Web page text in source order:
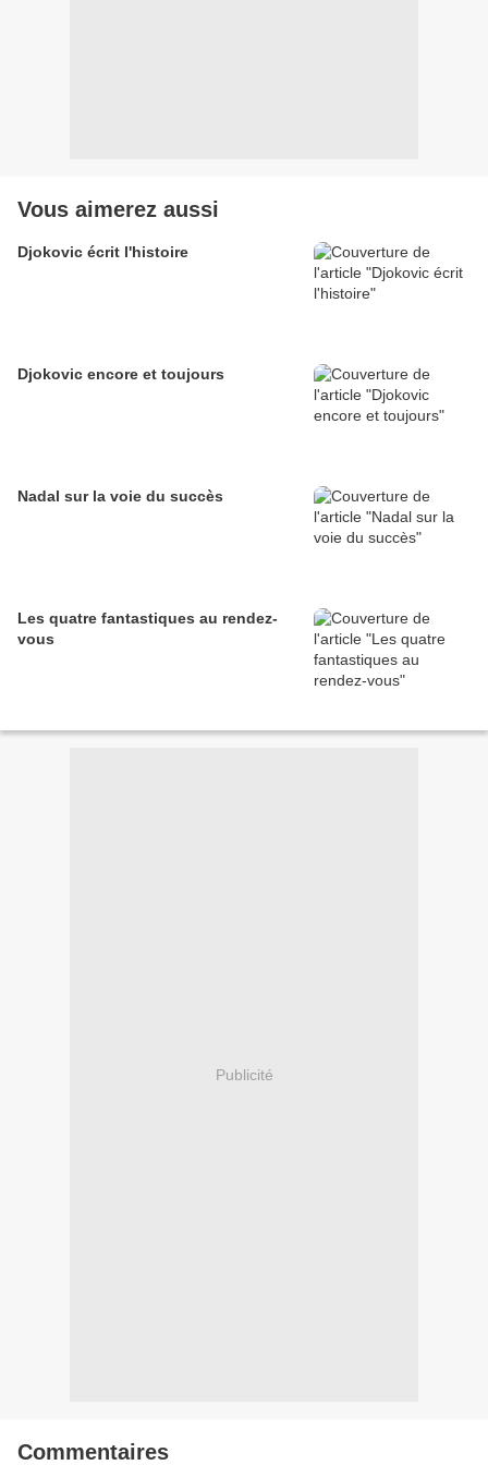
Vous aimerez aussi
Djokovic écrit l'histoire
Djokovic encore et toujours
Nadal sur la voie du succès
Les quatre fantastiques au rendez-
vous
Publicité
Commentaires